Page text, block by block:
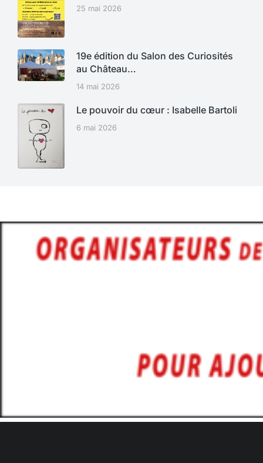
25 mai 2026
19e édition du Salon des Curiosités
au Château…
14 mai 2026
Le pouvoir du cœur : Isabelle Bartoli
6 mai 2026